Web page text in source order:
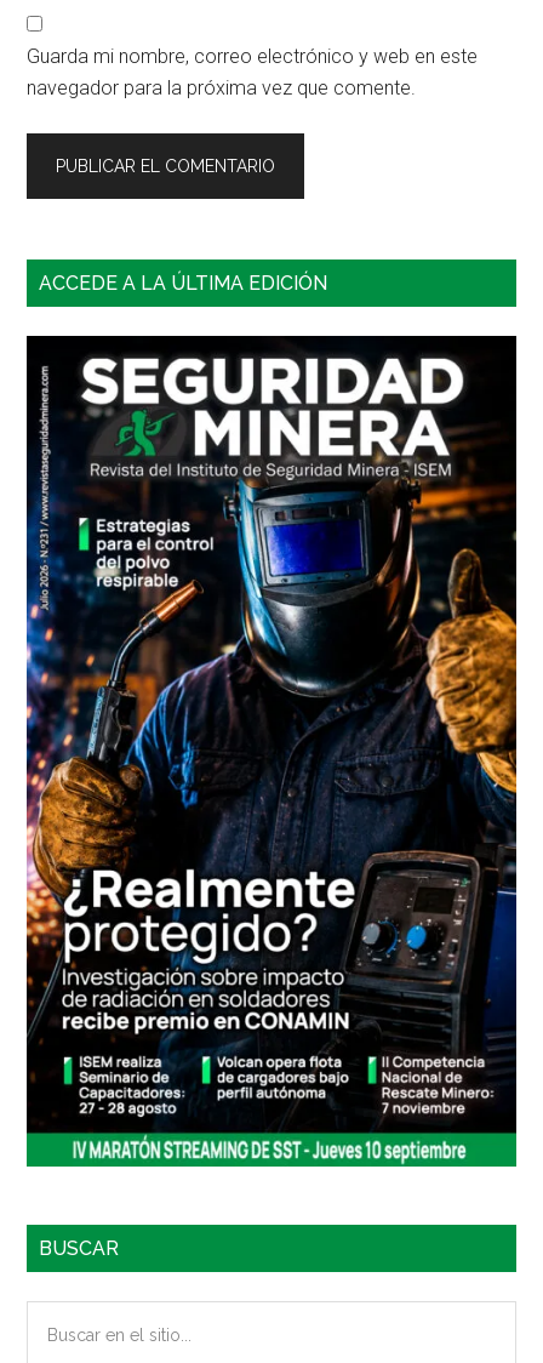
Guarda mi nombre, correo electrónico y web en este
navegador para la próxima vez que comente.
Barra
principal
ACCEDE A LA ÚLTIMA EDICIÓN
BUSCAR